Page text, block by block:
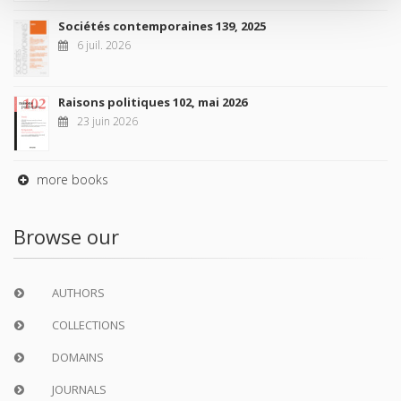
Sociétés contemporaines 139, 2025
6 juil. 2026
Raisons politiques 102, mai 2026
23 juin 2026
more books
Browse our
AUTHORS
COLLECTIONS
DOMAINS
JOURNALS